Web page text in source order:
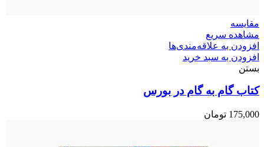
مقایسه
مشاهده سریع
افزودن به علاقه‌مندی‌ها
افزودن به سبد خرید
بستن
کتاب گام به گام در بورس
175,000 تومان